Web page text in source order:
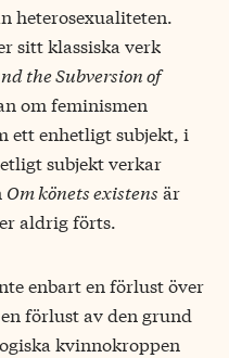
heterosexualiteten.
sitt klassiska verk
the Subversion of
om feminismen
ett enhetligt subjekt, i
subjekt verkar
Om könets existens är
aldrig förts.
enbart en förlust över
förlust av den grund
kvinnokroppen